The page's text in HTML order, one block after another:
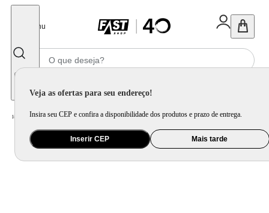
Menu
Veja as ofertas para seu endereço!
Insira seu CEP e confira a disponibilidade dos produtos e prazo de entrega.
Inserir CEP Mais tarde
Home Utilidade Doméstica Organização e Armazenamento / Organização de Pia e Cozinha